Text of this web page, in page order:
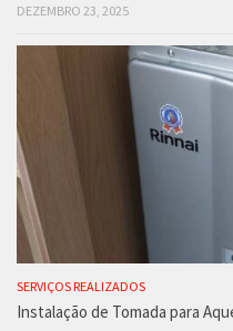
DEZEMBRO 23, 2025
SERVIÇOS REALIZADOS
Instalação de Tomada para